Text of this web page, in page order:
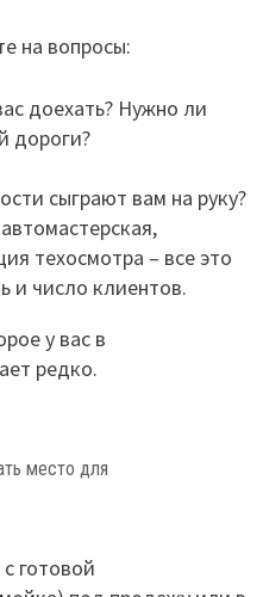
на вопросы:
доехать? Нужно ли
дороги?
сыграют вам на руку?
техосмотра – все это
и число клиентов.
у вас в
редко.
место для
готовой